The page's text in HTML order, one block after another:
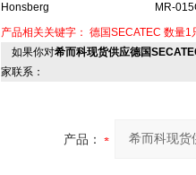
Honsberg
MR-
产品相关关键字： 德国SECATEC 数量1
如果你对希而科现货供应德国
家联系：
产品：